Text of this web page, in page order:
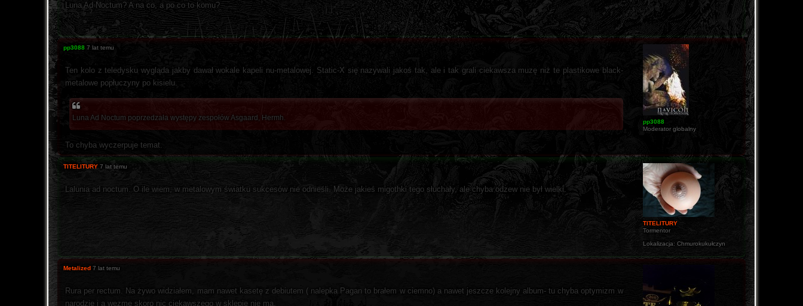
Luna Ad Noctum? A na co, a po co to komu?
pp3088
Moderator globalny
pp3088 7 lat temu
Ten kolo z teledysku wygląda jakby dawał wokale kapeli nu-metalowej. Static-X się nazywali jakoś tak, ale i tak grali ciekawsza muzę niż te plastikowe black-
metalowe popłuczyny po kisielu.
Luna Ad Noctum poprzedzała występy zespołów Asgaard, Hermh.
To chyba wyczerpuje temat.
TITELITURY
Tormentor
Lokalizacja: Chmurokukułczyn
TITELITURY 7 lat temu
Lalunia ad noctum. O ile wiem, w metalowym światku sukcesów nie odnieśli. Może jakieś migothki tego słuchały, ale chyba odzew nie był wielki.
Metalized 7 lat temu
Rura per rectum. Na żywo widziałem, mam nawet kasetę z debiutem ( nalepka Pagan to brałem w ciemno) a nawet jeszcze kolejny album- tu chyba optymizm w
narodzie i a wezmę skoro nic ciekawszego w sklepie nie ma.